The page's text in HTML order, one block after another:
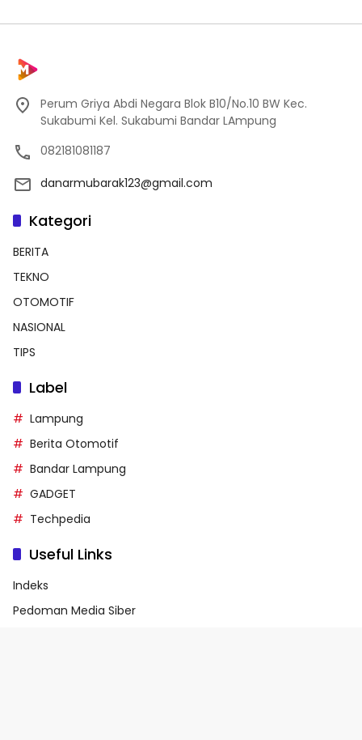
Perum Griya Abdi Negara Blok B10/No.10 BW Kec.
Sukabumi Kel. Sukabumi Bandar LAmpung
082181081187
danarmubarak123@gmail.com
Kategori
BERITA
TEKNO
OTOMOTIF
NASIONAL
TIPS
Label
Lampung
Berita Otomotif
Bandar Lampung
GADGET
Techpedia
Useful Links
Indeks
Pedoman Media Siber